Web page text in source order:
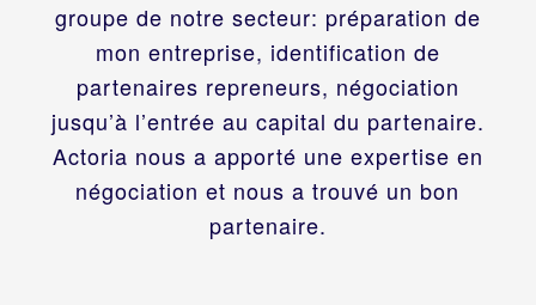
groupe de notre secteur: préparation de
mon entreprise, identification de
partenaires repreneurs, négociation
jusqu’à l’entrée au capital du partenaire.
Actoria nous a apporté une expertise en
négociation et nous a trouvé un bon
partenaire.